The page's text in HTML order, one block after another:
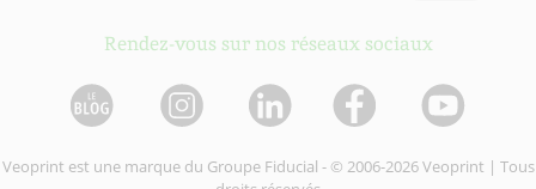
Rendez-vous sur nos réseaux sociaux
Veoprint est une marque du Groupe Fiducial - © 2006-2026 Veoprint | Tous